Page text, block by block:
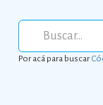
Por acá para buscar